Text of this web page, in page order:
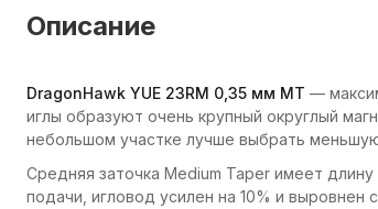
Описание
DragonHawk YUE 23RM 0,35 мм MT —
иглы образуют очень крупный округлый
небольшом участке лучше выбрать
Средняя заточка Medium Taper имеет
подачи, игловод усилен на 10% и выровнен